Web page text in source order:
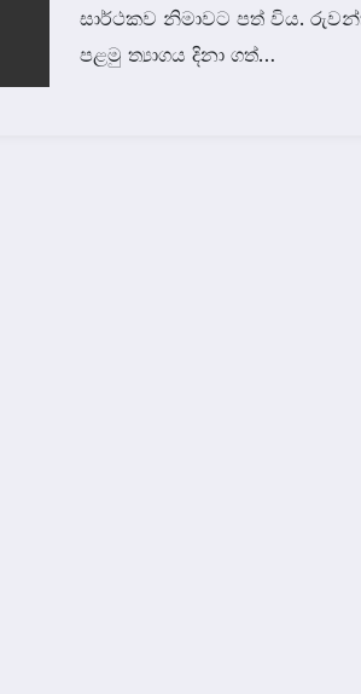
සාර්ථකව නිමාවට පත් විය.
පළමු ත්‍යාගය දිනා ගත්…